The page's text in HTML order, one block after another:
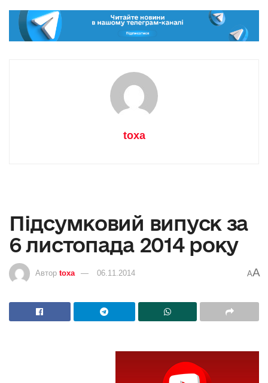
toxa
Підсумковий випуск за
6 листопада 2014 року
Автор toxa 06.11.2014 AA